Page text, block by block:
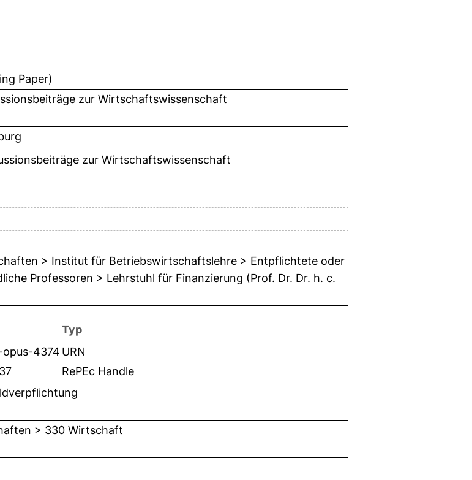
Paper)
zur Wirtschaftswissenschaft
zur Wirtschaftswissenschaft
> Institut für Betriebswirtschaftslehre > Entpflichtete oder
Professoren > Lehrstuhl für Finanzierung (Prof. Dr. Dr. h. c.
Typ
4374 URN
RePEc Handle
> 330 Wirtschaft